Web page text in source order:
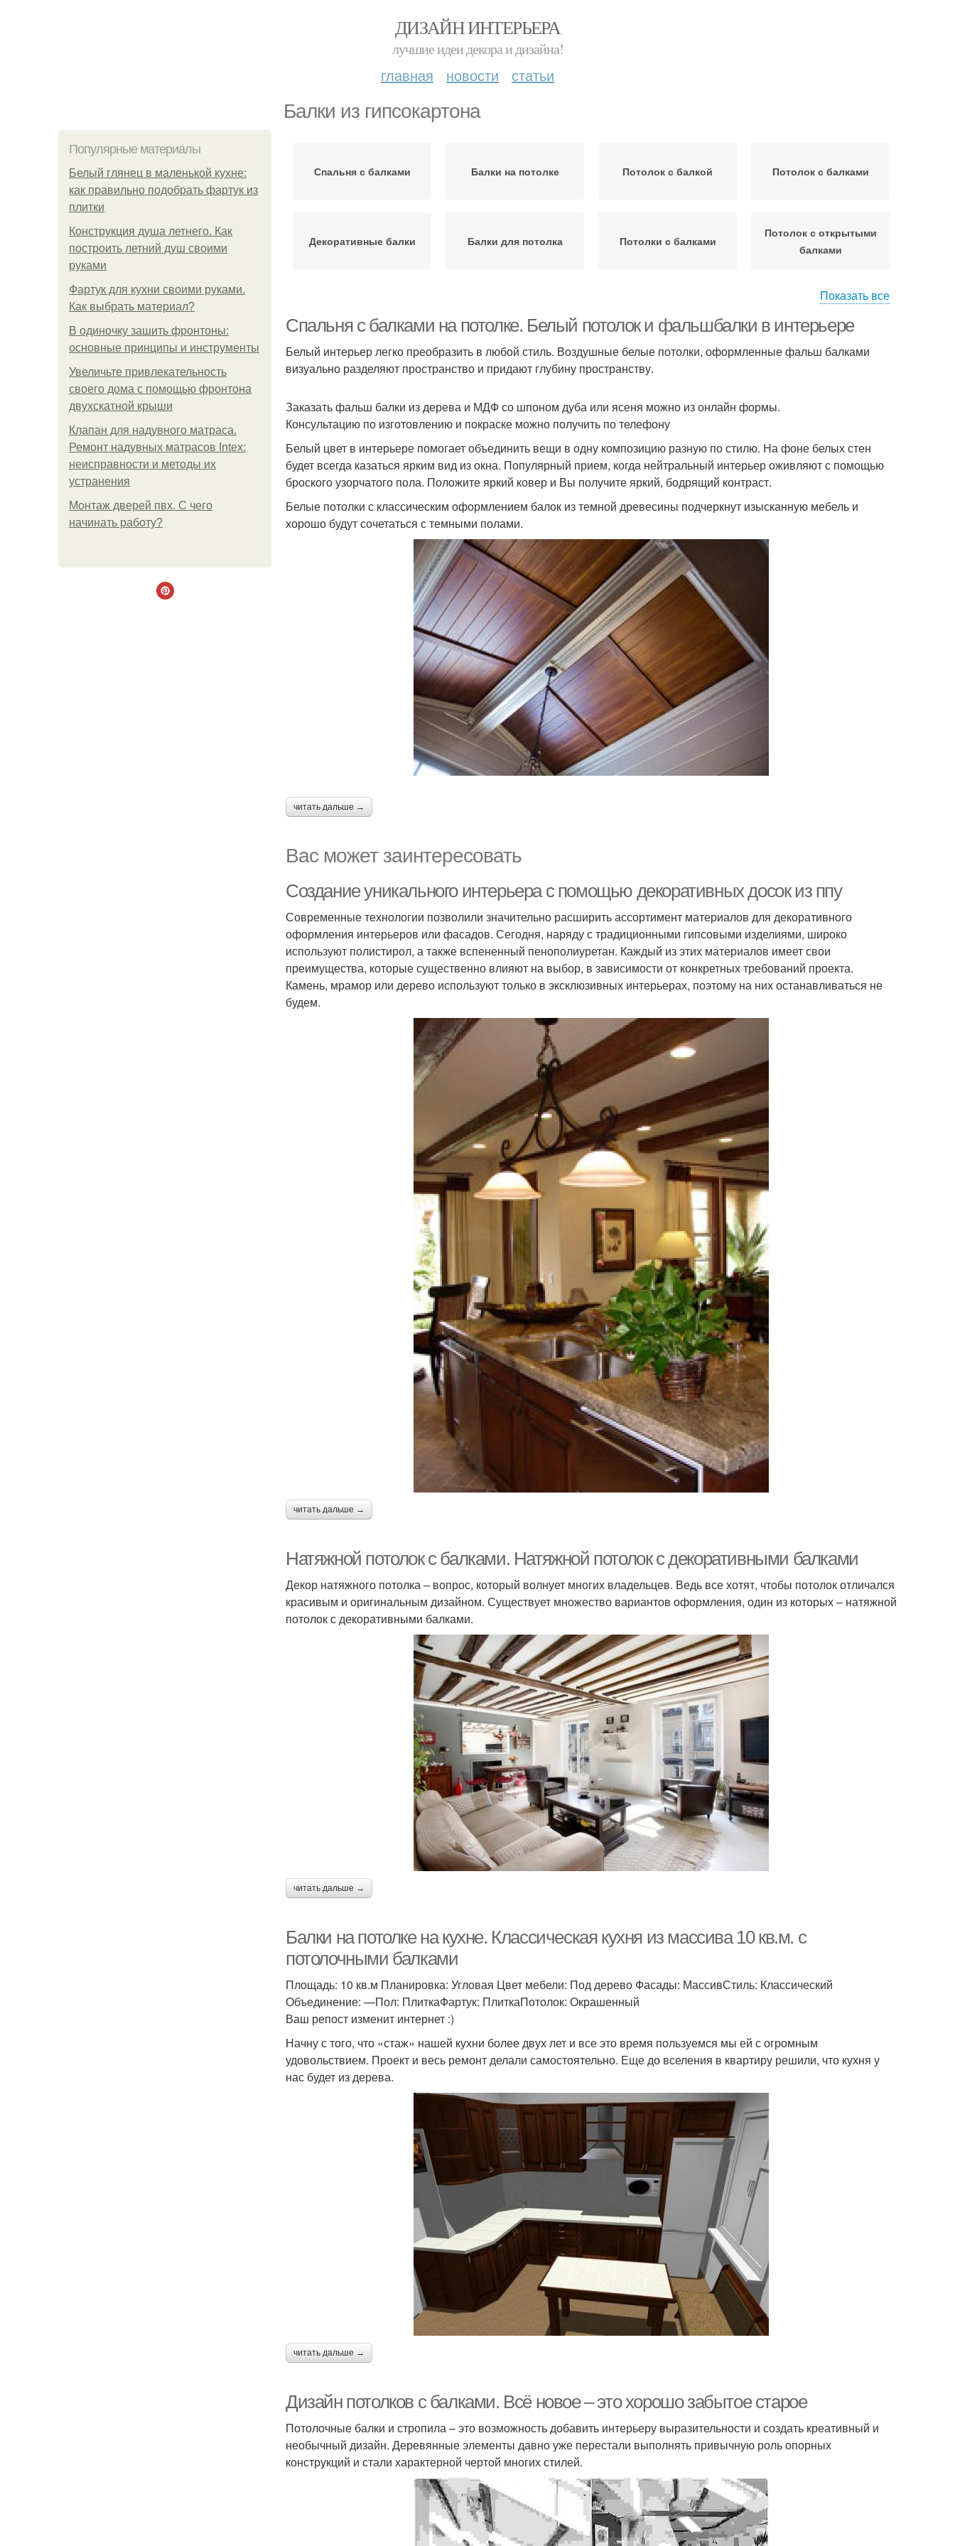
ДИЗАЙН ИНТЕРЬЕРА
лучшие идеи декора и дизайна!
главная новости статьи
Балки из гипсокартона
Популярные материалы
Белый глянец в маленькой кухне:
как правильно подобрать фартук из
плитки
Конструкция душа летнего. Как
построить летний душ своими
руками
Фартук для кухни своими руками.
Как выбрать материал?
В одиночку зашить фронтоны:
основные принципы и инструменты
Увеличьте привлекательность
своего дома с помощью фронтона
двухскатной крыши
Клапан для надувного матраса.
Ремонт надувных матрасов Intex:
неисправности и методы их
устранения
Монтаж дверей пвх. С чего
начинать работу?
Спальня с балками Балки на потолке Потолок с балкой Потолок с балками
Декоративные балки Балки для потолка Потолки с балками
Потолок с открытыми
балками
Показать все
Спальня с балками на потолке. Белый потолок и фальшбалки в интерьере
Белый интерьер легко преобразить в любой стиль. Воздушные белые потолки, оформленные фальш балками
визуально разделяют пространство и придают глубину пространству.
Заказать фальш балки из дерева и МДФ со шпоном дуба или ясеня можно из онлайн формы.
Консультацию по изготовлению и покраске можно получить по телефону
Белый цвет в интерьере помогает объединить вещи в одну композицию разную по стилю. На фоне белых стен
будет всегда казаться ярким вид из окна. Популярный прием, когда нейтральный интерьер оживляют с помощью
броского узорчатого пола. Положите яркий ковер и Вы получите яркий, бодрящий контраст.
Белые потолки с классическим оформлением балок из темной древесины подчеркнут изысканную мебель и
хорошо будут сочетаться с темными полами.
читать дальше →
Вас может заинтересовать
Создание уникального интерьера с помощью декоративных досок из ппу
Современные технологии позволили значительно расширить ассортимент материалов для декоративного
оформления интерьеров или фасадов. Сегодня, наряду с традиционными гипсовыми изделиями, широко
используют полистирол, а также вспененный пенополиуретан. Каждый из этих материалов имеет свои
преимущества, которые существенно влияют на выбор, в зависимости от конкретных требований проекта.
Камень, мрамор или дерево используют только в эксклюзивных интерьерах, поэтому на них останавливаться не
будем.
читать дальше →
Натяжной потолок с балками. Натяжной потолок с декоративными балками
Декор натяжного потолка – вопрос, который волнует многих владельцев. Ведь все хотят, чтобы потолок отличался
красивым и оригинальным дизайном. Существует множество вариантов оформления, один из которых – натяжной
потолок с декоративными балками.
читать дальше →
Балки на потолке на кухне. Классическая кухня из массива 10 кв.м. с
потолочными балками
Площадь: 10 кв.м Планировка: Угловая Цвет мебели: Под дерево Фасады: МассивСтиль: Классический
Объединение: —Пол: ПлиткаФартук: ПлиткаПотолок: Окрашенный
Ваш репост изменит интернет :)
Начну с того, что «стаж» нашей кухни более двух лет и все это время пользуемся мы ей с огромным
удовольствием. Проект и весь ремонт делали самостоятельно. Еще до вселения в квартиру решили, что кухня у
нас будет из дерева.
читать дальше →
Дизайн потолков с балками. Всё новое – это хорошо забытое старое
Потолочные балки и стропила – это возможность добавить интерьеру выразительности и создать креативный и
необычный дизайн. Деревянные элементы давно уже перестали выполнять привычную роль опорных
конструкций и стали характерной чертой многих стилей.